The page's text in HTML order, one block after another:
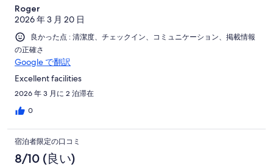
満
が
非
常
に
不
満
ミ
Roger
2026 年 3 月 20 日
良かった点 : 清潔度、チェックイン、コミュニケーション、掲載情報
の正確さ
Google で翻訳
Excellent facilities
2026 年 3 月に 2 泊滞在
0
宿泊者限定の口コミ
8/10 (良い)